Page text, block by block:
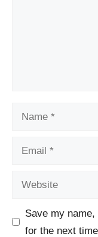
Name
Email
Website
Save my
for the next